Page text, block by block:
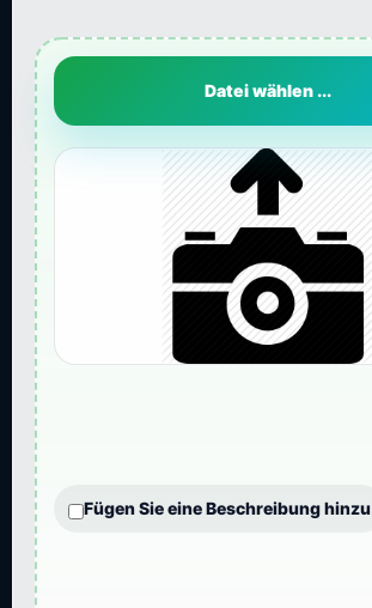
Datei wählen ...
Fügen Sie eine Beschreibung hinzu